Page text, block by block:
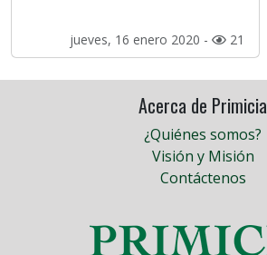
jueves, 16 enero 2020 - 21
Acerca de Primicia
¿Quiénes somos?
Visión y Misión
Contáctenos